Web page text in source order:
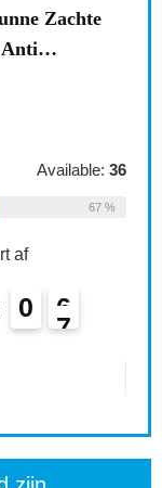
Zachte
Anti…
Available: 36
67 %
af
0 5
6